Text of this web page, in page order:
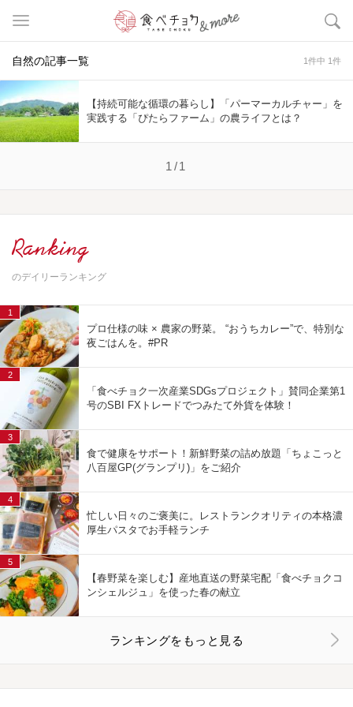
自然の記事一覧 1件中 1件
【持続可能な循環の暮らし】「パーマーカルチャー」を
実践する「ぴたらファーム」の農ライフとは？
1/1
Ranking
のデイリーランキング
プロ仕様の味 × 農家の野菜。 “おうちカレー”で、特別な
夜ごはんを。#PR
1
「食べチョク一次産業SDGsプロジェクト」賛同企業第1
号のSBI FXトレードでつみたて外貨を体験！
2
食で健康をサポート！新鮮野菜の詰め放題「ちょこっと
八百屋GP(グランプリ)」をご紹介
3
忙しい日々のご褒美に。レストランクオリティの本格濃
厚生パスタでお手軽ランチ
4
【春野菜を楽しむ】産地直送の野菜宅配「食べチョクコ
ンシェルジュ」を使った春の献立
5
ランキングをもっと見る